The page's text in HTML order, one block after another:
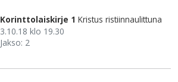
Korinttolaiskirje 1 Kristus ristiinnaulittuna
3.10.18 klo 19.30
Jakso: 2